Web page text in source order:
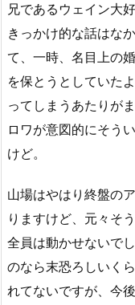
兄であるウェイン大
きっかけ的な話はな
て、一時、名目上の
を保とうとしていた
ってしまうあたりが
ロワが意図的にそう
けど。
山場はやはり終盤の
りますけど、元々そ
全員は動かせないで
のなら末恐ろしいく
れてないですが、今